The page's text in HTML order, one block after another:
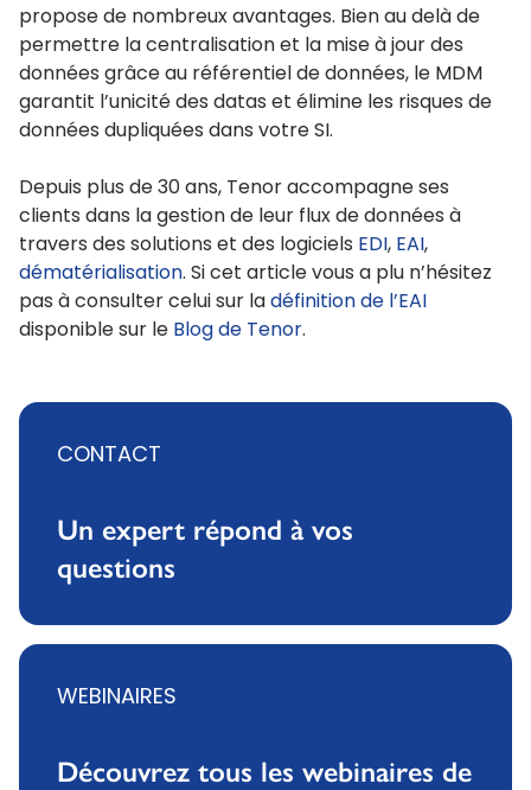
propose de nombreux avantages. Bien au delà de
permettre la centralisation et la mise à jour des
données grâce au référentiel de données, le MDM
garantit l’unicité des datas et élimine les risques de
données dupliquées dans votre SI.
Depuis plus de 30 ans, Tenor accompagne ses
clients dans la gestion de leur flux de données à
travers des solutions et des logiciels EDI , EAI ,
dématérialisation. Si cet article vous a plu n’hésitez
pas à consulter celui sur la définition de l’EAI
disponible sur le Blog de Tenor.
CONTACT
Un expert répond à vos
questions
WEBINAIRES
Découvrez tous les webinaires de